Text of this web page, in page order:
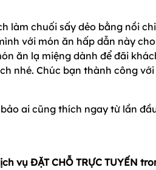
làm chuối sấy dẻo bằng nồi
với món ăn hấp dẫn này
ăn lạ miệng dành để đãi
nhé. Chúc bạn thành công
ai cũng thích ngay từ lần
vụ ĐẶT CHỖ TRỰC TUYẾN